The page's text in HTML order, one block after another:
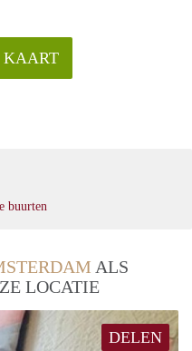
KAART
buurten
ALS
LOCATIE
DELEN